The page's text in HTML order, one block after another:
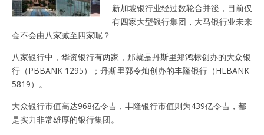
新加坡银行业经过数轮合并後，目前仅
有四家大型银行集团，大马银行业未来
会不会由八家减至四家呢？
八家银行中，华资银行有两家，那就是丹斯里郑鸿标创办的大众银
行（PBBANK 1295）；丹斯里郭令灿创办的丰隆银行（HLBANK
5819）。
大众银行市值高达968亿令吉，丰隆银行市值则为439亿令吉，都
是实力非常雄厚的银行集团。